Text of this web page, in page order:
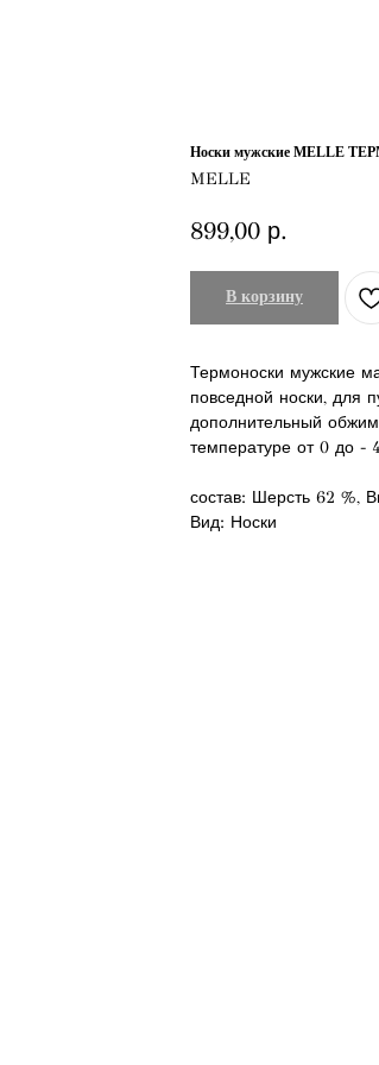
Носки мужские MELLE
MELLE
899,00 р.
В корзину
Термоноски мужские
повседной носки, для
дополнительный
температуре от 0 до -
состав: Шерсть 62 %,
Вид: Носки